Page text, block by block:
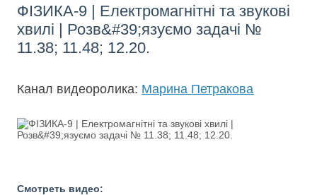
ФІЗИКА-9 | Електромагнітні та звукові
хвилі | Розв&#39;язуємо задачі №
11.38; 11.48; 12.20.
Канал видеоролика: Марина Петракова
Смотреть видео: